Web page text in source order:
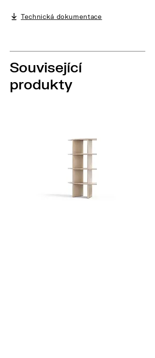
Technická dokumentace
Související
produkty